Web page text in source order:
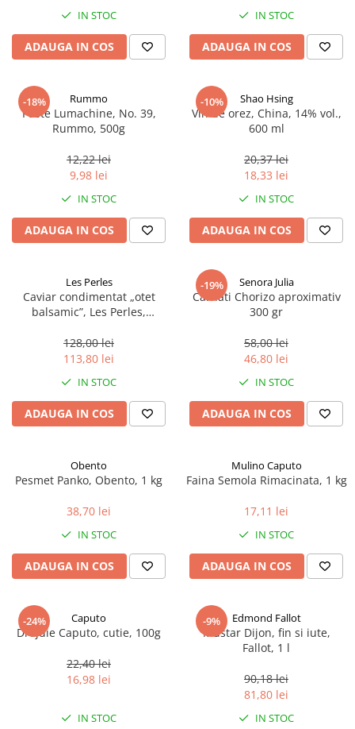
IN STOC
ADAUGA IN COS
IN STOC
ADAUGA IN COS
-18% Rummo
Paste Lumachine, No. 39,
Rummo, 500g
12,22 lei
9,98 lei
IN STOC
ADAUGA IN COS
-10% Shao Hsing
Vin de orez, China, 14% vol.,
600 ml
20,37 lei
18,33 lei
IN STOC
ADAUGA IN COS
Les Perles
Caviar condimentat „otet
balsamic”, Les Perles,
sferice, 200 g
128,00 lei
113,80 lei
IN STOC
ADAUGA IN COS
-19% Senora Julia
Carnati Chorizo aproximativ
300 gr
58,00 lei
46,80 lei
IN STOC
ADAUGA IN COS
Obento
Pesmet Panko, Obento, 1 kg
38,70 lei
IN STOC
ADAUGA IN COS
Mulino Caputo
Faina Semola Rimacinata, 1 kg
17,11 lei
IN STOC
ADAUGA IN COS
-24% Caputo
Drojdie Caputo, cutie, 100g
22,40 lei
16,98 lei
IN STOC
-9% Edmond Fallot
Mustar Dijon, fin si iute,
Fallot, 1 l
90,18 lei
81,80 lei
IN STOC